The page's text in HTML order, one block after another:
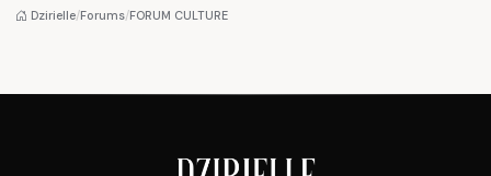
pièce mode de l'été
Dzirielle/Forums/FORUM CULTURE